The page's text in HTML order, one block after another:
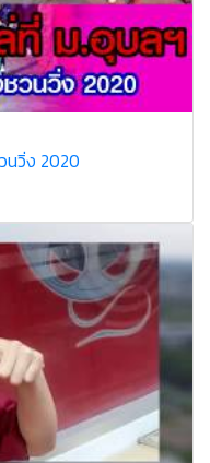
นวิ่ง 2020